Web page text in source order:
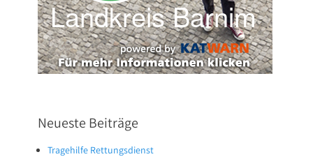
Neueste Beiträge
Tragehilfe Rettungsdienst